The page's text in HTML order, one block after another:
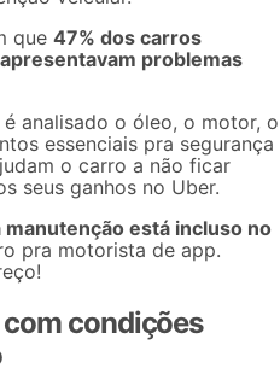
que 47% dos carros
problemas
analisado o óleo, o motor, o
essenciais pra segurança
o carro a não ficar
seus ganhos no Uber.
manutenção está incluso no
pra motorista de app.
condições